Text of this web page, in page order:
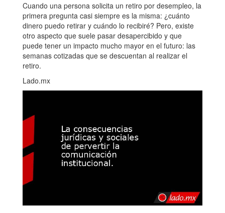
Cuando una persona solicita un retiro por desempleo, la
primera pregunta casi siempre es la misma: ¿cuánto
dinero puedo retirar y cuándo lo recibiré? Pero, existe
otro aspecto que suele pasar desapercibido y que
puede tener un impacto mucho mayor en el futuro: las
semanas cotizadas que se descuentan al realizar el
retiro.
Lado.mx